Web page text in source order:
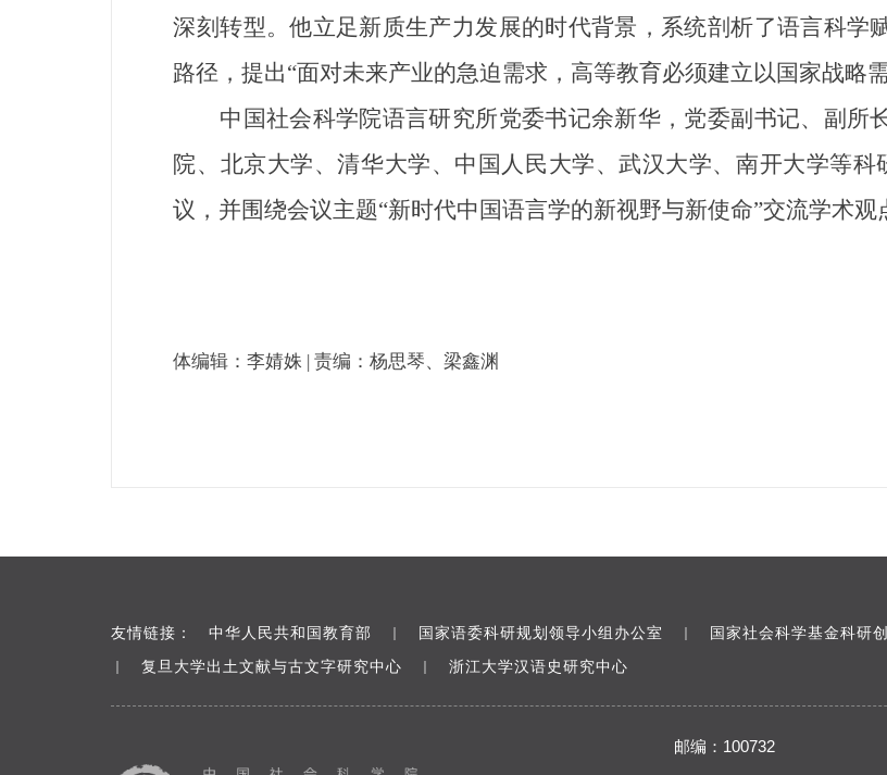
深刻转型。他立足新质生产力发展的时代背景，系统剖析了语言科学
路径，提出“面对未来产业的急迫需求，高等教育必须建立以国家战略
中国社会科学院语言研究所党委书记余新华，党委副书记、副所
院、北京大学、清华大学、中国人民大学、武汉大学、南开大学等
议，并围绕会议主题“新时代中国语言学的新视野与新使命”交流学术观
体编辑：李婧姝 | 责编：杨思琴、梁鑫渊
友情链接： 中华人民共和国教育部 ｜ 国家语委科研规划领导小组办公室 ｜ 国家社会科学基金科研
｜ 复旦大学出土文献与古文字研究中心 ｜ 浙江大学汉语史研究中心
邮编：100732